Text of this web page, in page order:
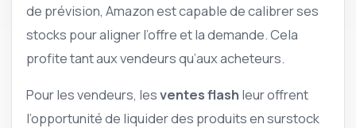
de prévision, Amazon est capable de calibrer ses
stocks pour aligner l’offre et la demande. Cela
profite tant aux vendeurs qu’aux acheteurs.
Pour les vendeurs, lesventes flash leur offrent
l’opportunité de liquider des produits en surstock